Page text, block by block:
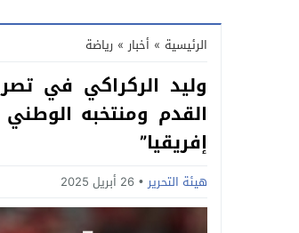
الرئيسية » أخبار » رياضة
وليد الركراكي في
القدم ومنتخبه
إفريقيا”
هيئة التحرير 26 أبريل 2025